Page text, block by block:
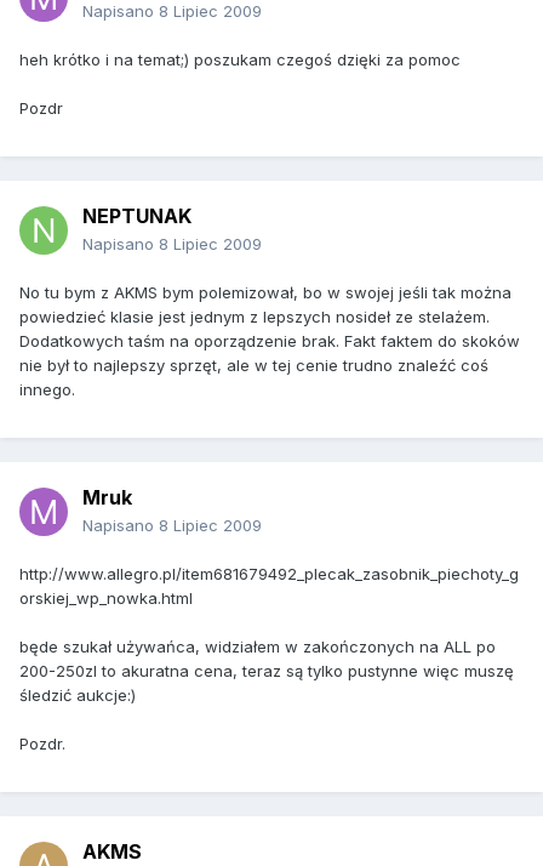
Napisano 8 Lipiec 2009
heh krótko i na temat;) poszukam czegoś dzięki za pomoc
Pozdr
NEPTUNAK
Napisano 8 Lipiec 2009
No tu bym z AKMS bym polemizował, bo w swojej jeśli tak można
powiedzieć klasie jest jednym z lepszych nosideł ze stelażem.
Dodatkowych taśm na oporządzenie brak. Fakt faktem do skoków
nie był to najlepszy sprzęt, ale w tej cenie trudno znaleźć coś
innego.
Mruk
Napisano 8 Lipiec 2009
http://www.allegro.pl/item681679492_plecak_zasobnik_piechoty_g
orskiej_wp_nowka.html
będe szukał używańca, widziałem w zakończonych na ALL po
200-250zl to akuratna cena, teraz są tylko pustynne więc muszę
śledzić aukcje:)
Pozdr.
AKMS